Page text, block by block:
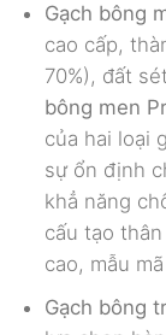
Gạch bông
cao cấp,
70%), đất
bông men
của hai loại
sự ổn định
khẳ năng
cấu tạo
cao, mẫu
Gạch bông